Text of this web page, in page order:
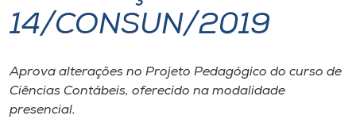
I.nova
Diplomados
14/CONSUN/2019
Aprova alterações no Projeto Pedagógico do curso de
Ciências Contábeis, oferecido na modalidade
presencial.